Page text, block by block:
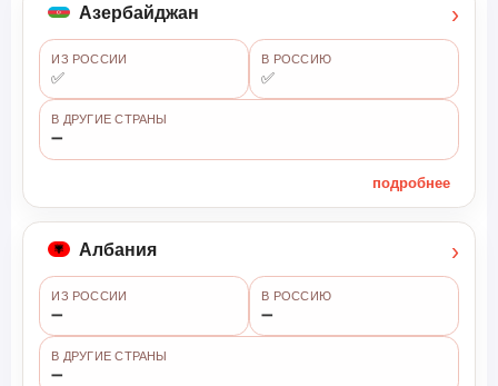
Азербайджан ›
ИЗ РОССИИ
✅
В РОССИЮ
✅
В ДРУГИЕ СТРАНЫ
➖
подробнее
Албания ›
ИЗ РОССИИ
➖
В РОССИЮ
➖
В ДРУГИЕ СТРАНЫ
➖